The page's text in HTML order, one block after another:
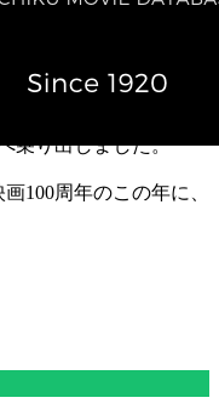
乗り出しました。
100周年のこの年に、